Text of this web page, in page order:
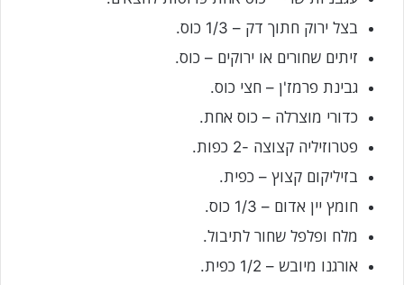
בצל ירוק חתוך דק – 1/3 כוס.
זיתים שחורים או ירוקים – כוס.
גבינת פרמז'ן – חצי כוס.
כדורי מוצרלה – כוס אחת.
פטרוזיליה קצוצה -2 כפות.
בזיליקום קצוץ – כפית.
חומץ יין אדום – 1/3 כוס.
מלח ופלפל שחור לתיבול.
אורגנו מיובש – 1/2 כפית.